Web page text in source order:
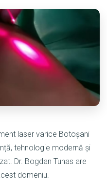
laser varice Botoșani
tehnologie modernă și
Dr. Bogdan Tunas are
domeniu.